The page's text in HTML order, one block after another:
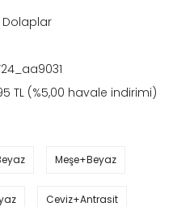
Dolaplar
TL (%5,00 havale indirimi)
Meşe+Beyaz
Ceviz+Antrasit